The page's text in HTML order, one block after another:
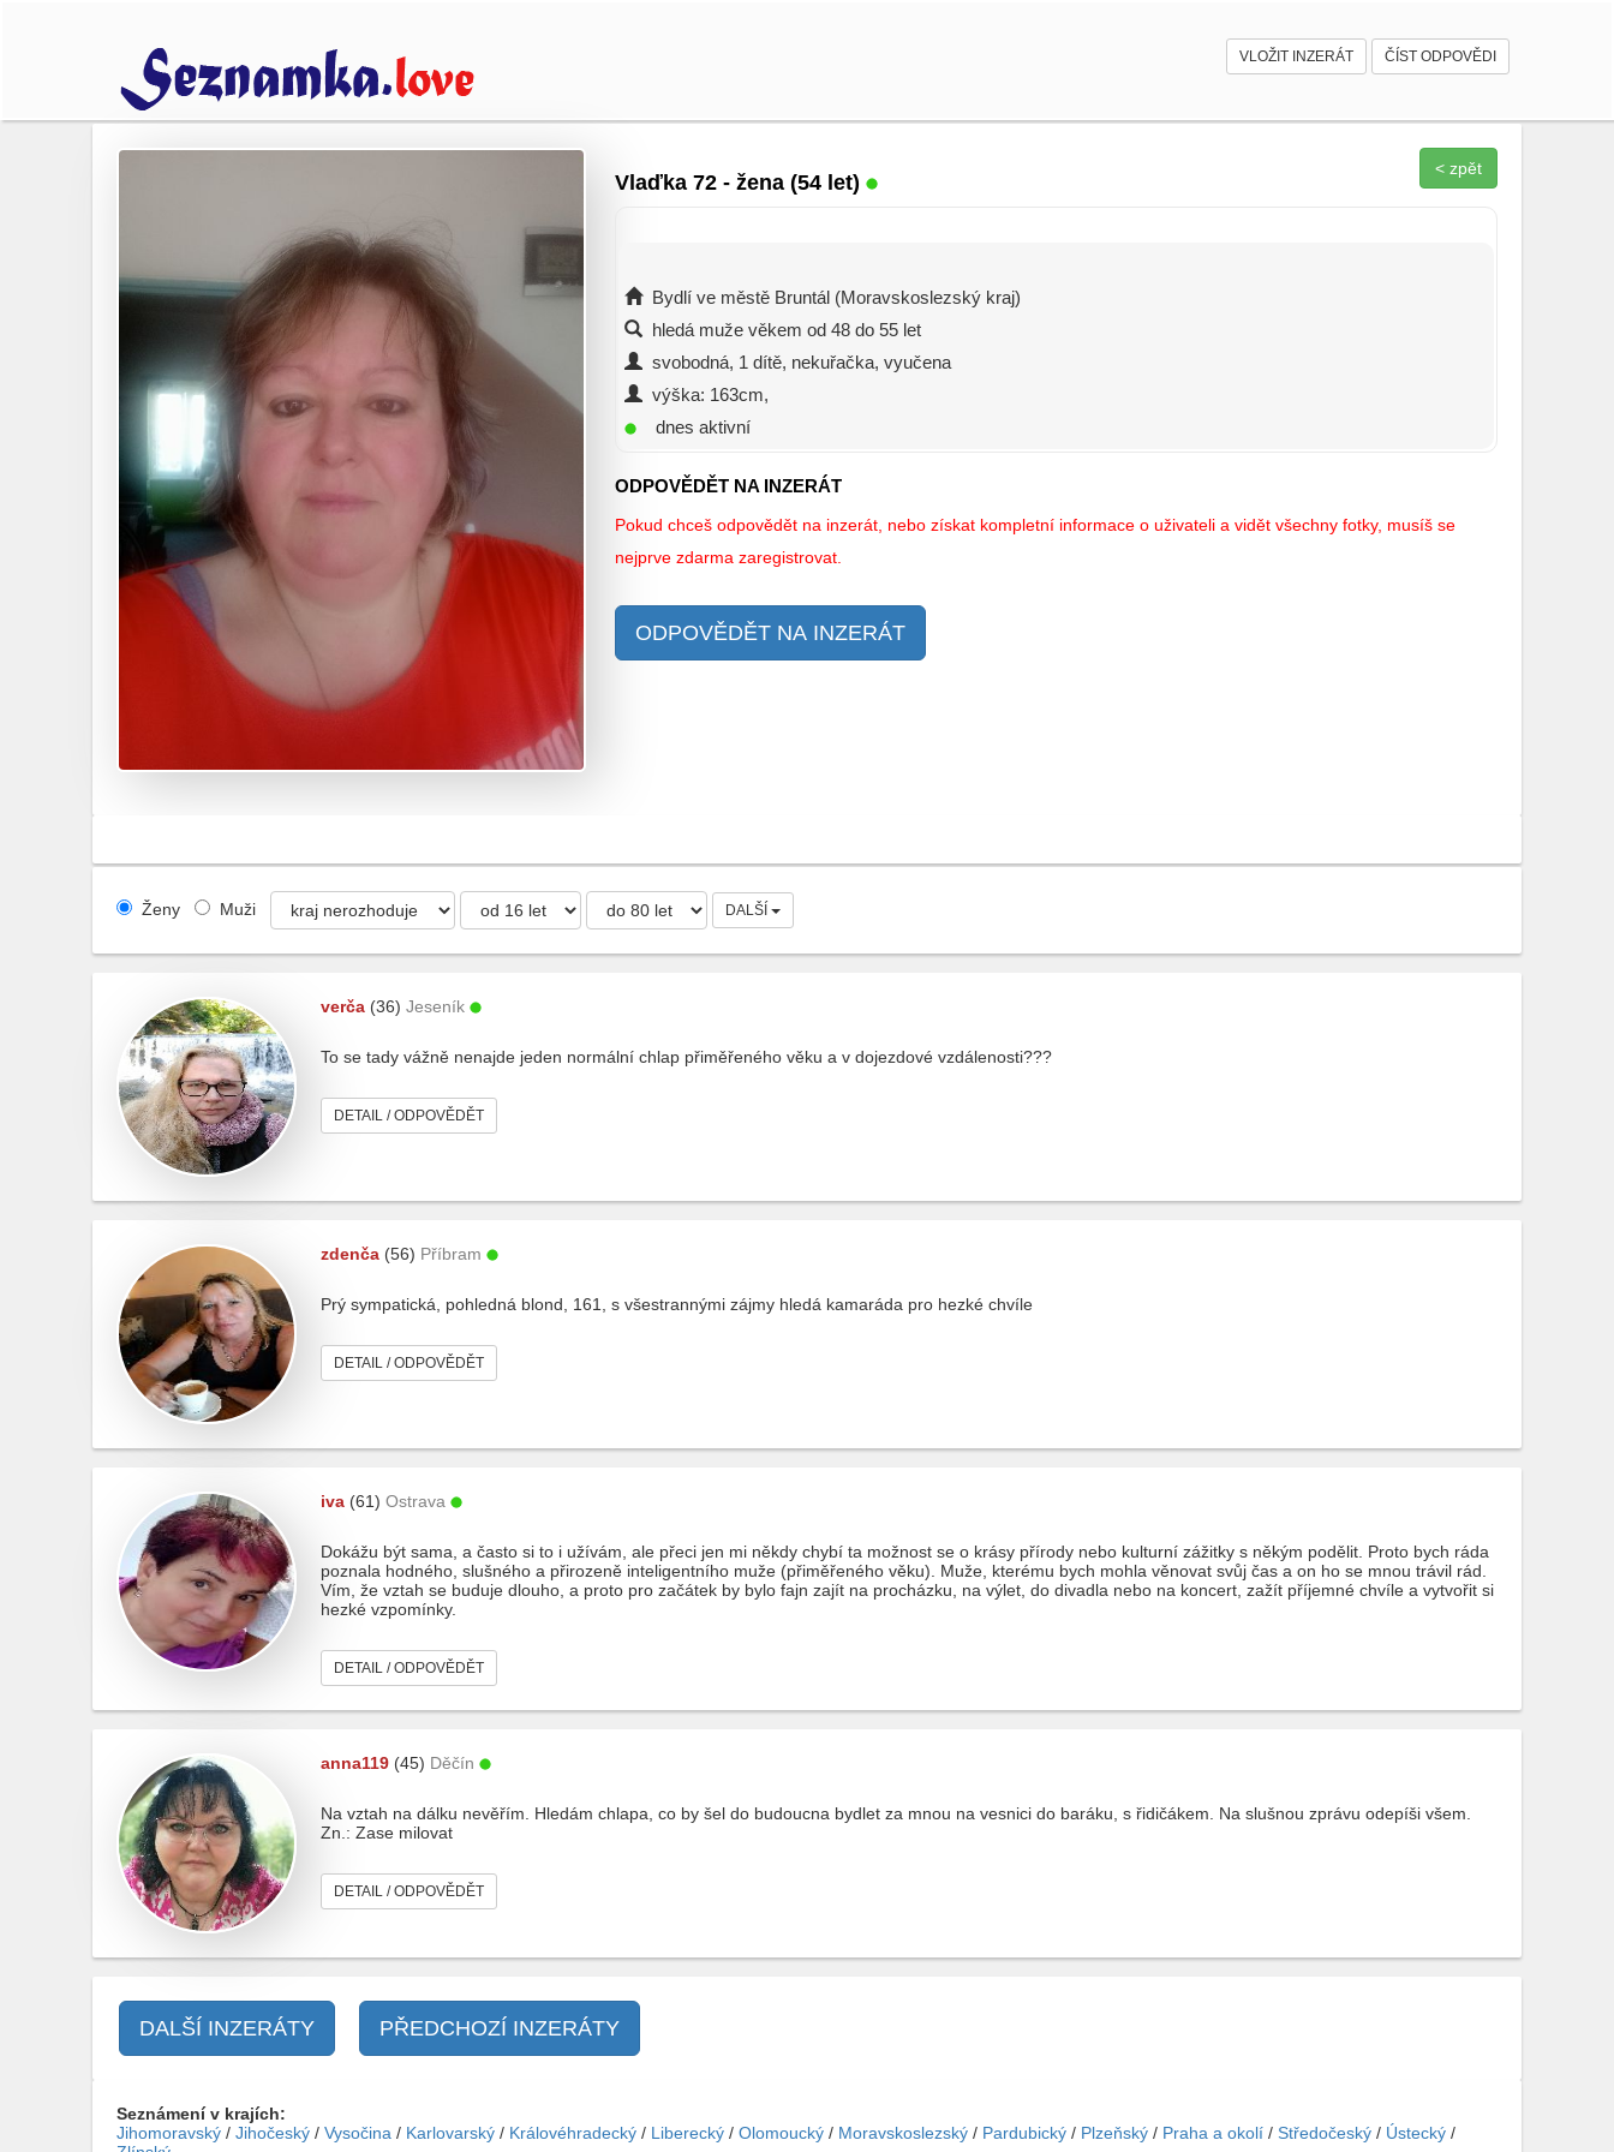
VLOŽIT INZERÁT ČÍST ODPOVĚDI
Vlaďka 72 - žena (54 let)
< zpět
Bydlí ve městě Bruntál (Moravskoslezský kraj)
hledá muže věkem od 48 do 55 let
svobodná, 1 dítě, nekuřačka, vyučena
výška: 163cm,
dnes aktivní
ODPOVĚDĚT NA INZERÁT
Pokud chceš odpovědět na inzerát, nebo získat kompletní informace o uživateli a vidět všechny fotky, musíš se
nejprve zdarma zaregistrovat.
ODPOVĚDĚT NA INZERÁT
Ženy Muži DALŠÍ
verča (36) Jeseník
To se tady vážně nenajde jeden normální chlap přiměřeného věku a v dojezdové vzdálenosti???
DETAIL / ODPOVĚDĚT
zdenča (56) Příbram
Prý sympatická, pohledná blond, 161, s všestrannými zájmy hledá kamaráda pro hezké chvíle
DETAIL / ODPOVĚDĚT
iva (61) Ostrava
Dokážu být sama, a často si to i užívám, ale přeci jen mi někdy chybí ta možnost se o krásy přírody nebo kulturní zážitky s někým podělit. Proto bych ráda
poznala hodného, slušného a přirozeně inteligentního muže (přiměřeného věku). Muže, kterému bych mohla věnovat svůj čas a on ho se mnou trávil rád.
Vím, že vztah se buduje dlouho, a proto pro začátek by bylo fajn zajít na procházku, na výlet, do divadla nebo na koncert, zažít příjemné chvíle a vytvořit si
hezké vzpomínky.
DETAIL / ODPOVĚDĚT
anna119 (45) Děčín
Na vztah na dálku nevěřím. Hledám chlapa, co by šel do budoucna bydlet za mnou na vesnici do baráku, s řidičákem. Na slušnou zprávu odepíši všem.
Zn.: Zase milovat
DETAIL / ODPOVĚDĚT
DALŠÍ INZERÁTY PŘEDCHOZÍ INZERÁTY
Seznámení v krajích:
Jihomoravský / Jihočeský / Vysočina / Karlovarský / Královéhradecký / Liberecký / Olomoucký / Moravskoslezský / Pardubický / Plzeňský / Praha a okolí / Středočeský / Ústecký /